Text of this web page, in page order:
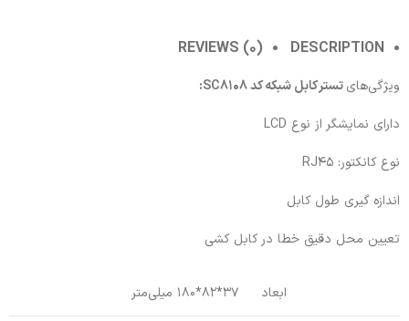
DESCRIPTION
REVIEWS (0)
ویژگی‌هایتستر کابل شبکه کد SC8108:
دارای نمایشگر از نوع LCD
نوع کانکتور: RJ45
اندازه گیری طول کابل
تعیین محل دقیق خطا در کابل کشی
ابعاد 37*82*180 میلی‌متر